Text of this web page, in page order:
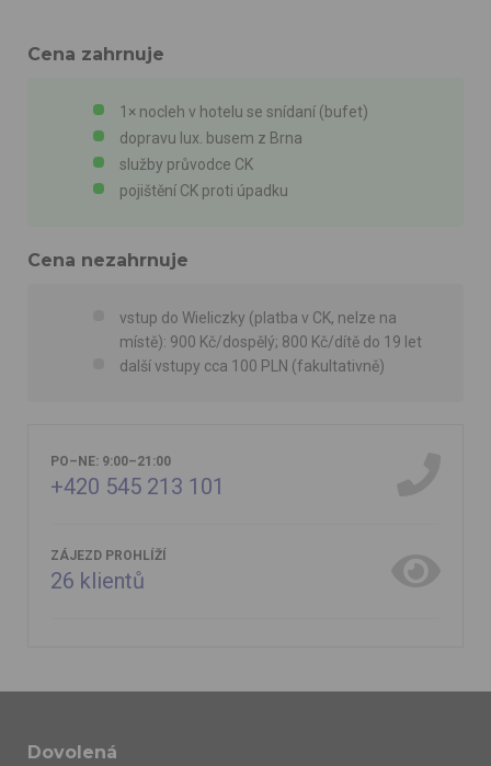
Cena zahrnuje
1× nocleh v hotelu se snídaní (bufet)
dopravu lux. busem z Brna
služby průvodce CK
pojištění CK proti úpadku
Cena nezahrnuje
vstup do Wieliczky (platba v CK, nelze na
místě): 900 Kč/dospělý; 800 Kč/dítě do 19 let
další vstupy cca 100 PLN (fakultativně)
PO–NE: 9:00–21:00
+420 545 213 101
ZÁJEZD PROHLÍŽÍ
26 klientů
Dovolená